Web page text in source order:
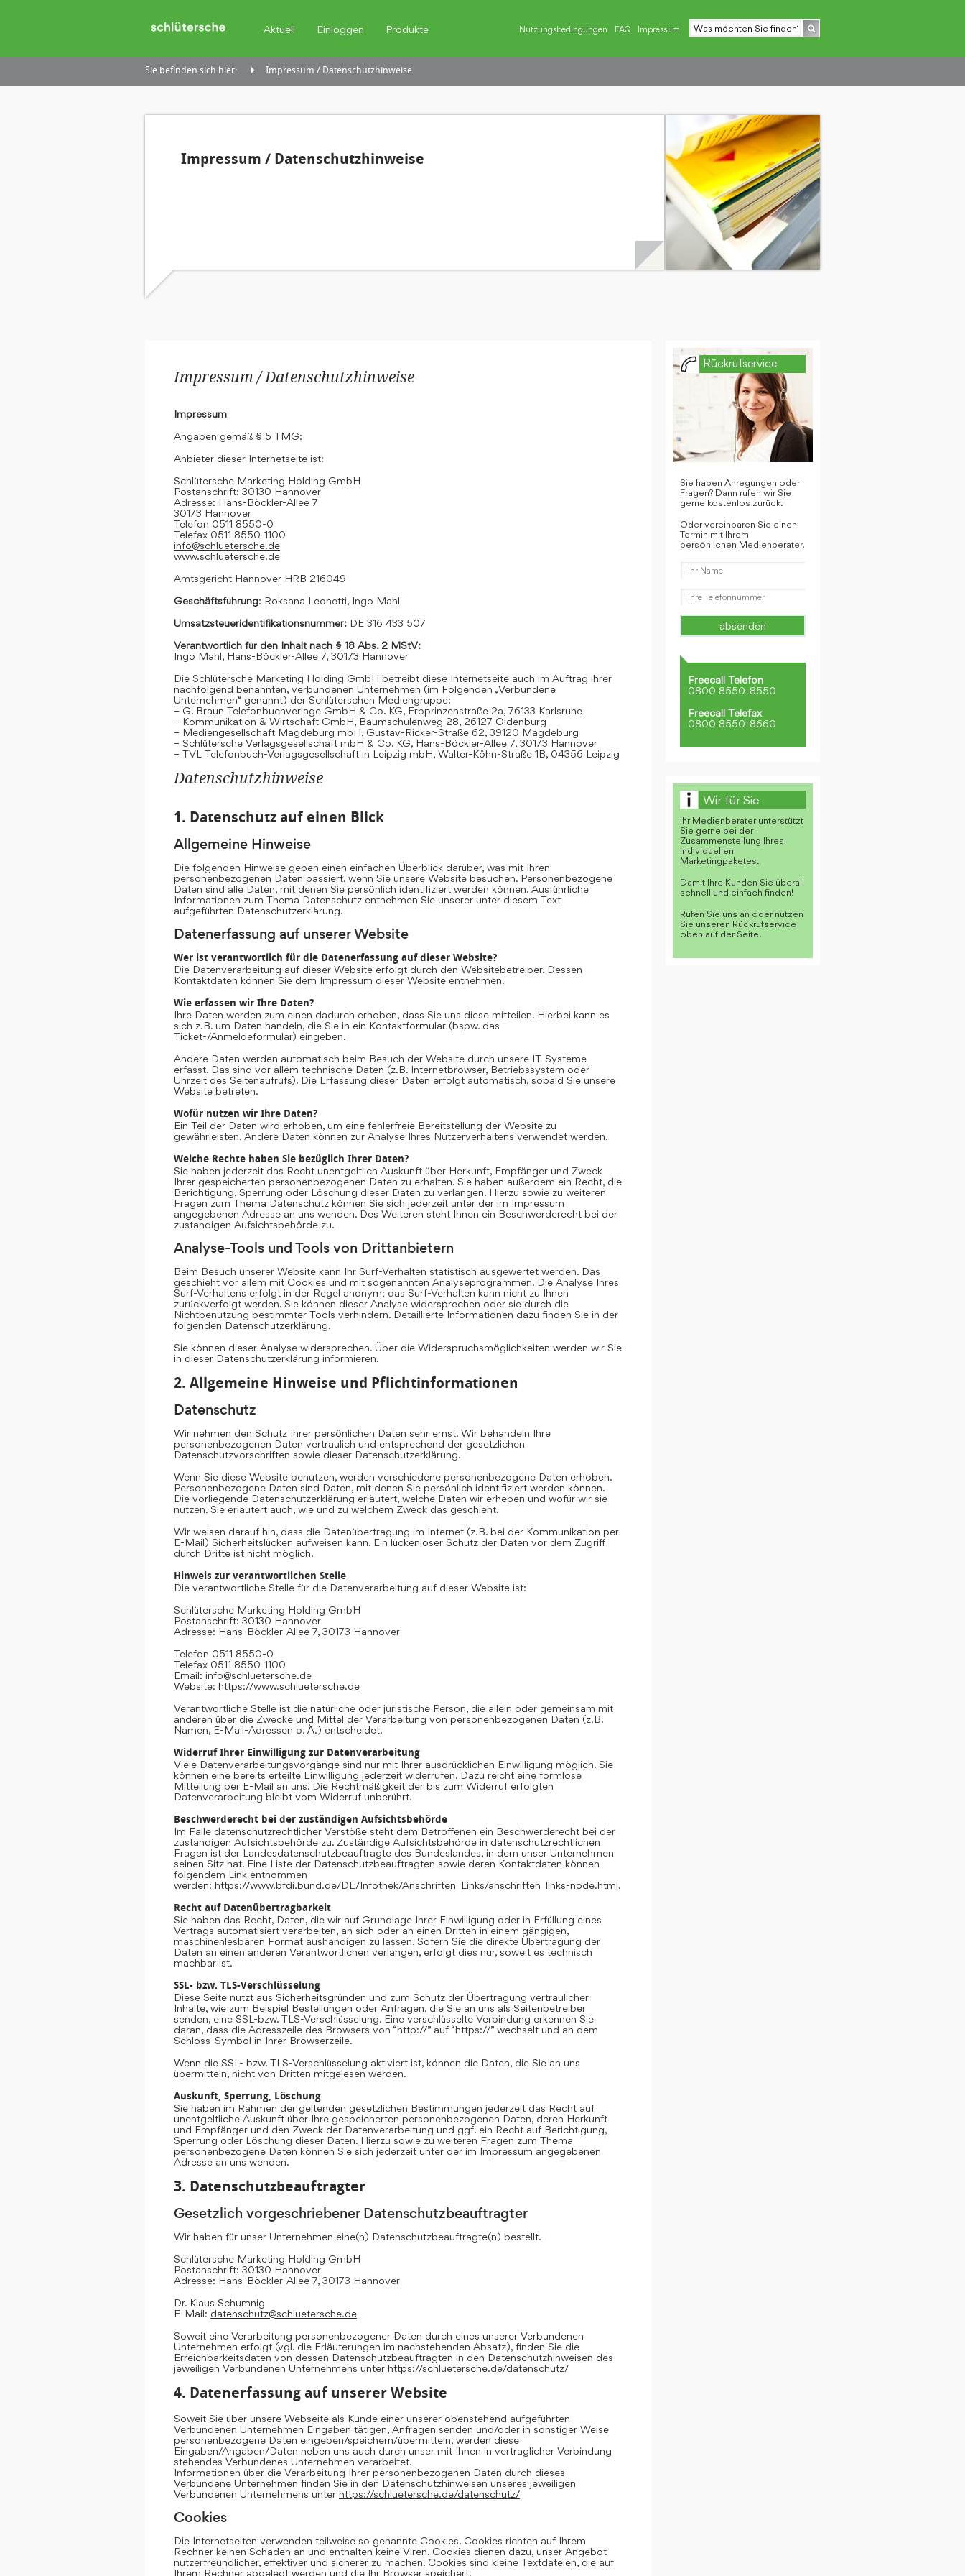
Aktuell Einloggen Produkte Nutzungsbedingungen FAQ Impressum
Sie befinden sich hier: Impressum / Datenschutzhinweise
Impressum / Datenschutzhinweise
Impressum / Datenschutzhinweise
Impressum
Angaben gemäß § 5 TMG:
Anbieter dieser Internetseite ist:
Schlütersche Marketing Holding GmbH
Postanschrift: 30130 Hannover
Adresse: Hans-Böckler-Allee 7
30173 Hannover
Telefon 0511 8550-0
Telefax 0511 8550-1100
info@schluetersche.de
www.schluetersche.de
Amtsgericht Hannover HRB 216049
Geschäftsführung: Roksana Leonetti, Ingo Mahl
Umsatzsteueridentifikationsnummer: DE 316 433 507
Verantwortlich für den Inhalt nach § 18 Abs. 2 MStV:
Ingo Mahl, Hans-Böckler-Allee 7, 30173 Hannover
Die Schlütersche Marketing Holding GmbH betreibt diese Internetseite auch im Auftrag ihrer
nachfolgend benannten, verbundenen Unternehmen (im Folgenden „Verbundene
Unternehmen“ genannt) der Schlüterschen Mediengruppe:
– G. Braun Telefonbuchverlage GmbH & Co. KG, Erbprinzenstraße 2a, 76133 Karlsruhe
– Kommunikation & Wirtschaft GmbH, Baumschulenweg 28, 26127 Oldenburg
– Mediengesellschaft Magdeburg mbH, Gustav-Ricker-Straße 62, 39120 Magdeburg
– Schlütersche Verlagsgesellschaft mbH & Co. KG, Hans-Böckler-Allee 7, 30173 Hannover
– TVL Telefonbuch-Verlagsgesellschaft in Leipzig mbH, Walter-Köhn-Straße 1B, 04356 Leipzig
Datenschutzhinweise
1. Datenschutz auf einen Blick
Allgemeine Hinweise
Die folgenden Hinweise geben einen einfachen Überblick darüber, was mit Ihren
personenbezogenen Daten passiert, wenn Sie unsere Website besuchen. Personenbezogene
Daten sind alle Daten, mit denen Sie persönlich identifiziert werden können. Ausführliche
Informationen zum Thema Datenschutz entnehmen Sie unserer unter diesem Text
aufgeführten Datenschutzerklärung.
Datenerfassung auf unserer Website
Wer ist verantwortlich für die Datenerfassung auf dieser Website?
Die Datenverarbeitung auf dieser Website erfolgt durch den Websitebetreiber. Dessen
Kontaktdaten können Sie dem Impressum dieser Website entnehmen.
Wie erfassen wir Ihre Daten?
Ihre Daten werden zum einen dadurch erhoben, dass Sie uns diese mitteilen. Hierbei kann es
sich z.B. um Daten handeln, die Sie in ein Kontaktformular (bspw. das
Ticket-/Anmeldeformular) eingeben.
Andere Daten werden automatisch beim Besuch der Website durch unsere IT-Systeme
erfasst. Das sind vor allem technische Daten (z.B. Internetbrowser, Betriebssystem oder
Uhrzeit des Seitenaufrufs). Die Erfassung dieser Daten erfolgt automatisch, sobald Sie unsere
Website betreten.
Wofür nutzen wir Ihre Daten?
Ein Teil der Daten wird erhoben, um eine fehlerfreie Bereitstellung der Website zu
gewährleisten. Andere Daten können zur Analyse Ihres Nutzerverhaltens verwendet werden.
Welche Rechte haben Sie bezüglich Ihrer Daten?
Sie haben jederzeit das Recht unentgeltlich Auskunft über Herkunft, Empfänger und Zweck
Ihrer gespeicherten personenbezogenen Daten zu erhalten. Sie haben außerdem ein Recht, die
Berichtigung, Sperrung oder Löschung dieser Daten zu verlangen. Hierzu sowie zu weiteren
Fragen zum Thema Datenschutz können Sie sich jederzeit unter der im Impressum
angegebenen Adresse an uns wenden. Des Weiteren steht Ihnen ein Beschwerderecht bei der
zuständigen Aufsichtsbehörde zu.
Analyse-Tools und Tools von Drittanbietern
Beim Besuch unserer Website kann Ihr Surf-Verhalten statistisch ausgewertet werden. Das
geschieht vor allem mit Cookies und mit sogenannten Analyseprogrammen. Die Analyse Ihres
Surf-Verhaltens erfolgt in der Regel anonym; das Surf-Verhalten kann nicht zu Ihnen
zurückverfolgt werden. Sie können dieser Analyse widersprechen oder sie durch die
Nichtbenutzung bestimmter Tools verhindern. Detaillierte Informationen dazu finden Sie in der
folgenden Datenschutzerklärung.
Sie können dieser Analyse widersprechen. Über die Widerspruchsmöglichkeiten werden wir Sie
in dieser Datenschutzerklärung informieren.
2. Allgemeine Hinweise und Pflichtinformationen
Datenschutz
Wir nehmen den Schutz Ihrer persönlichen Daten sehr ernst. Wir behandeln Ihre
personenbezogenen Daten vertraulich und entsprechend der gesetzlichen
Datenschutzvorschriften sowie dieser Datenschutzerklärung.
Wenn Sie diese Website benutzen, werden verschiedene personenbezogene Daten erhoben.
Personenbezogene Daten sind Daten, mit denen Sie persönlich identifiziert werden können.
Die vorliegende Datenschutzerklärung erläutert, welche Daten wir erheben und wofür wir sie
nutzen. Sie erläutert auch, wie und zu welchem Zweck das geschieht.
Wir weisen darauf hin, dass die Datenübertragung im Internet (z.B. bei der Kommunikation per
E-Mail) Sicherheitslücken aufweisen kann. Ein lückenloser Schutz der Daten vor dem Zugriff
durch Dritte ist nicht möglich.
Hinweis zur verantwortlichen Stelle
Die verantwortliche Stelle für die Datenverarbeitung auf dieser Website ist:
Schlütersche Marketing Holding GmbH
Postanschrift: 30130 Hannover
Adresse: Hans-Böckler-Allee 7, 30173 Hannover
Telefon 0511 8550-0
Telefax 0511 8550-1100
Email: info@schluetersche.de
Website: https://www.schluetersche.de
Verantwortliche Stelle ist die natürliche oder juristische Person, die allein oder gemeinsam mit
anderen über die Zwecke und Mittel der Verarbeitung von personenbezogenen Daten (z.B.
Namen, E-Mail-Adressen o. Ä.) entscheidet.
Widerruf Ihrer Einwilligung zur Datenverarbeitung
Viele Datenverarbeitungsvorgänge sind nur mit Ihrer ausdrücklichen Einwilligung möglich. Sie
können eine bereits erteilte Einwilligung jederzeit widerrufen. Dazu reicht eine formlose
Mitteilung per E-Mail an uns. Die Rechtmäßigkeit der bis zum Widerruf erfolgten
Datenverarbeitung bleibt vom Widerruf unberührt.
Beschwerderecht bei der zuständigen Aufsichtsbehörde
Im Falle datenschutzrechtlicher Verstöße steht dem Betroffenen ein Beschwerderecht bei der
zuständigen Aufsichtsbehörde zu. Zuständige Aufsichtsbehörde in datenschutzrechtlichen
Fragen ist der Landesdatenschutzbeauftragte des Bundeslandes, in dem unser Unternehmen
seinen Sitz hat. Eine Liste der Datenschutzbeauftragten sowie deren Kontaktdaten können
folgendem Link entnommen
werden: https://www.bfdi.bund.de/DE/Infothek/Anschriften_Links/anschriften_links-node.html.
Recht auf Datenübertragbarkeit
Sie haben das Recht, Daten, die wir auf Grundlage Ihrer Einwilligung oder in Erfüllung eines
Vertrags automatisiert verarbeiten, an sich oder an einen Dritten in einem gängigen,
maschinenlesbaren Format aushändigen zu lassen. Sofern Sie die direkte Übertragung der
Daten an einen anderen Verantwortlichen verlangen, erfolgt dies nur, soweit es technisch
machbar ist.
SSL- bzw. TLS-Verschlüsselung
Diese Seite nutzt aus Sicherheitsgründen und zum Schutz der Übertragung vertraulicher
Inhalte, wie zum Beispiel Bestellungen oder Anfragen, die Sie an uns als Seitenbetreiber
senden, eine SSL-bzw. TLS-Verschlüsselung. Eine verschlüsselte Verbindung erkennen Sie
daran, dass die Adresszeile des Browsers von “http://” auf “https://” wechselt und an dem
Schloss-Symbol in Ihrer Browserzeile.
Wenn die SSL- bzw. TLS-Verschlüsselung aktiviert ist, können die Daten, die Sie an uns
übermitteln, nicht von Dritten mitgelesen werden.
Auskunft, Sperrung, Löschung
Sie haben im Rahmen der geltenden gesetzlichen Bestimmungen jederzeit das Recht auf
unentgeltliche Auskunft über Ihre gespeicherten personenbezogenen Daten, deren Herkunft
und Empfänger und den Zweck der Datenverarbeitung und ggf. ein Recht auf Berichtigung,
Sperrung oder Löschung dieser Daten. Hierzu sowie zu weiteren Fragen zum Thema
personenbezogene Daten können Sie sich jederzeit unter der im Impressum angegebenen
Adresse an uns wenden.
3. Datenschutzbeauftragter
Gesetzlich vorgeschriebener Datenschutzbeauftragter
Wir haben für unser Unternehmen eine(n) Datenschutzbeauftragte(n) bestellt.
Schlütersche Marketing Holding GmbH
Postanschrift: 30130 Hannover
Adresse: Hans-Böckler-Allee 7, 30173 Hannover
Dr. Klaus Schumnig
E-Mail: datenschutz@schluetersche.de
Soweit eine Verarbeitung personenbezogener Daten durch eines unserer Verbundenen
Unternehmen erfolgt (vgl. die Erläuterungen im nachstehenden Absatz), finden Sie die
Erreichbarkeitsdaten von dessen Datenschutzbeauftragten in den Datenschutzhinweisen des
jeweiligen Verbundenen Unternehmens unter https://schluetersche.de/datenschutz/
4. Datenerfassung auf unserer Website
Soweit Sie über unsere Webseite als Kunde einer unserer obenstehend aufgeführten
Verbundenen Unternehmen Eingaben tätigen, Anfragen senden und/oder in sonstiger Weise
personenbezogene Daten eingeben/speichern/übermitteln, werden diese
Eingaben/Angaben/Daten neben uns auch durch unser mit Ihnen in vertraglicher Verbindung
stehendes Verbundenes Unternehmen verarbeitet.
Informationen über die Verarbeitung Ihrer personenbezogenen Daten durch dieses
Verbundene Unternehmen finden Sie in den Datenschutzhinweisen unseres jeweiligen
Verbundenen Unternehmens unter https://schluetersche.de/datenschutz/
Cookies
Die Internetseiten verwenden teilweise so genannte Cookies. Cookies richten auf Ihrem
Rechner keinen Schaden an und enthalten keine Viren. Cookies dienen dazu, unser Angebot
nutzerfreundlicher, effektiver und sicherer zu machen. Cookies sind kleine Textdateien, die auf
Ihrem Rechner abgelegt werden und die Ihr Browser speichert.
Rückrufservice
Sie haben Anregungen oder
Fragen? Dann rufen wir Sie
gerne kostenlos zurück.
Oder vereinbaren Sie einen
Termin mit Ihrem
persönlichen Medienberater.
Freecall Telefon
0800 8550-8550
Freecall Telefax
0800 8550-8660
Wir für Sie
Ihr Medienberater unterstützt
Sie gerne bei der
Zusammenstellung Ihres
individuellen
Marketingpaketes.
Damit Ihre Kunden Sie überall
schnell und einfach finden!
Rufen Sie uns an oder nutzen
Sie unseren Rückrufservice
oben auf der Seite.